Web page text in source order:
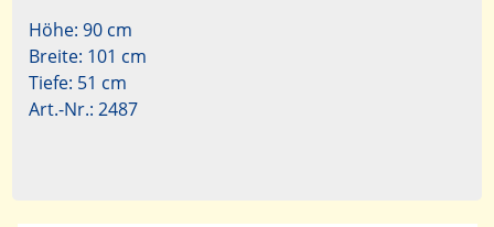
Höhe: 90 cm
Breite: 101 cm
Tiefe: 51 cm
Art.-Nr.: 2487